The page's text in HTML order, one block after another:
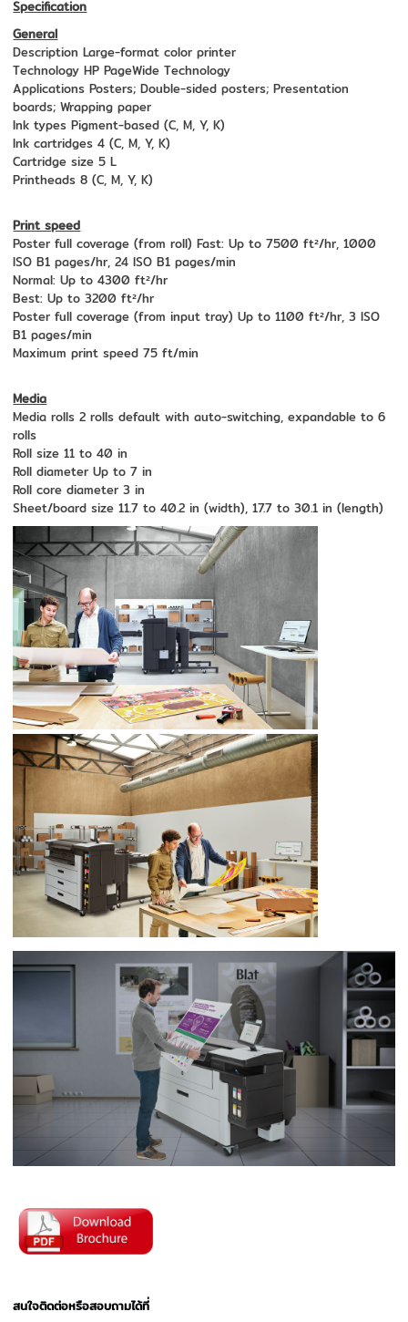
Specification
General
Description Large-format color printer
Technology HP PageWide Technology
Applications Posters; Double-sided posters; Presentation
boards; Wrapping paper
Ink types Pigment-based (C, M, Y, K)
Ink cartridges 4 (C, M, Y, K)
Cartridge size 5 L
Printheads 8 (C, M, Y, K)
Print speed
Poster full coverage (from roll) Fast: Up to 7500 ft²/hr, 1000
ISO B1 pages/hr, 24 ISO B1 pages/min
Normal: Up to 4300 ft²/hr
Best: Up to 3200 ft²/hr
Poster full coverage (from input tray) Up to 1100 ft²/hr, 3 ISO
B1 pages/min
Maximum print speed 75 ft/min
Media
Media rolls 2 rolls default with auto-switching, expandable to 6
rolls
Roll size 11 to 40 in
Roll diameter Up to 7 in
Roll core diameter 3 in
Sheet/board size 11.7 to 40.2 in (width), 17.7 to 30.1 in (length)
สนใจติดต่อหรือสอบถามได้ที่